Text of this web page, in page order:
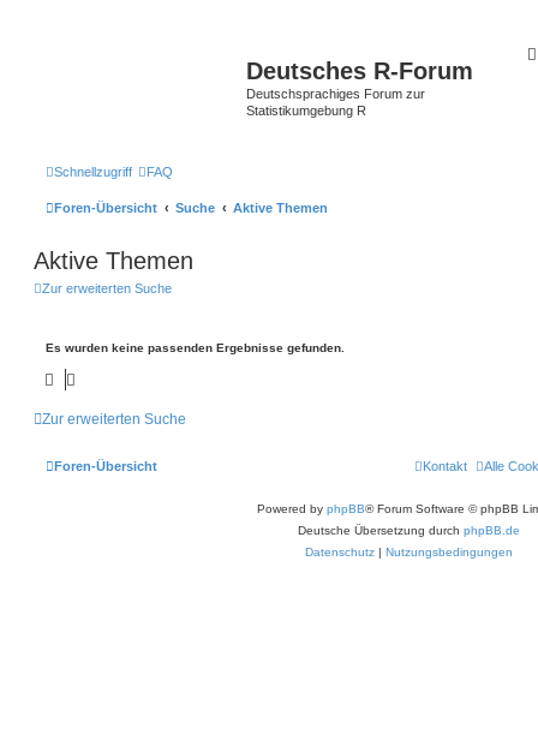
Deutsches R-Forum
Deutschsprachiges Forum zur
Statistikumgebung R
Schnellzugriff FAQ
Foren-Übersicht Suche Aktive Themen
Aktive Themen
Zur erweiterten Suche
Es wurden keine passenden Ergebnisse gefunden.
Zur erweiterten Suche
Foren-Übersicht Alle
Kontakt
Powered by phpBB® Forum Software © phpBB
Deutsche Übersetzung durch phpBB.de
Datenschutz | Nutzungsbedingungen